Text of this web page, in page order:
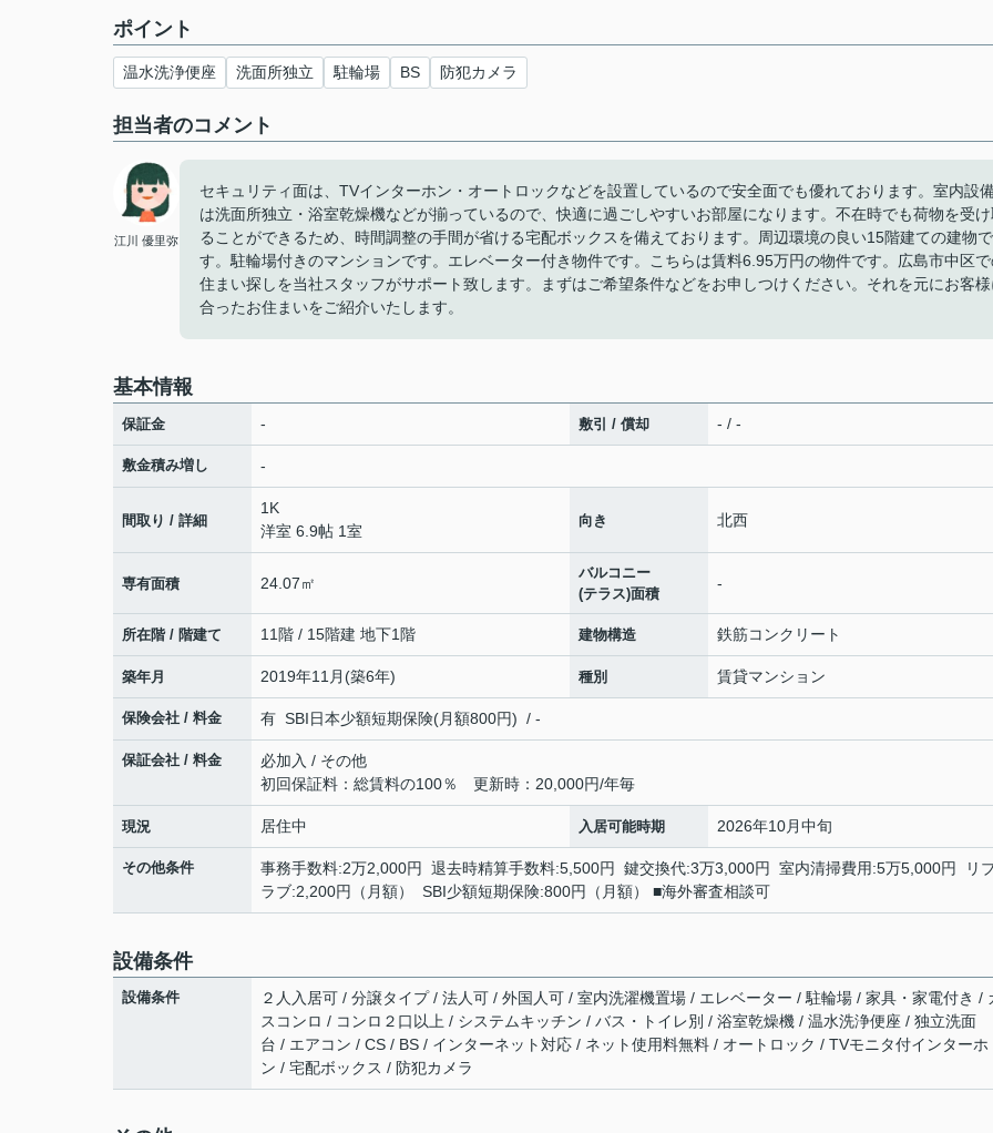
ポイント
温水洗浄便座 洗面所独立 駐輪場 BS 防犯カメラ
担当者のコメント
江川 優里弥
セキュリティ面は、TVインターホン・オートロックなどを設置しているので安全面でも優れております。室内設
は洗面所独立・浴室乾燥機などが揃っているので、快適に過ごしやすいお部屋になります。不在時でも荷物を受
ることができるため、時間調整の手間が省ける宅配ボックスを備えております。周辺環境の良い15階建ての建物で
す。駐輪場付きのマンションです。エレベーター付き物件です。こちらは賃料6.95万円の物件です。広島市中区
住まい探しを当社スタッフがサポート致します。まずはご希望条件などをお申しつけください。それを元にお客
合ったお住まいをご紹介いたします。
基本情報
保証金 - 敷引 / 償却 - / -
敷金積み増し -
間取り / 詳細
1K
洋室 6.9帖 1室
向き 北西
専有面積 24.07㎡
バルコニー
(テラス)面積
-
所在階 / 階建て 11階 / 15階建 地下1階 建物構造 鉄筋コンクリート
築年月 2019年11月(築6年) 種別 賃貸マンション
保険会社 / 料金 有 SBI日本少額短期保険(月額800円) / -
保証会社 / 料金
必加入 / その他
初回保証料：総賃料の100％ 更新時：20,000円/年毎
現況 居住中 入居可能時期 2026年10月中旬
その他条件
事務手数料:2万2,000円 退去時精算手数料:5,500円 鍵交換代:3万3,000円 室内清掃費用:5万5,000円 リ
ラブ:2,200円（月額） SBI少額短期保険:800円（月額） ■海外審査相談可
設備条件
設備条件
２人入居可 / 分譲タイプ / 法人可 / 外国人可 / 室内洗濯機置場 / エレベーター / 駐輪場 / 家具・家電付き /
スコンロ / コンロ２口以上 / システムキッチン / バス・トイレ別 / 浴室乾燥機 / 温水洗浄便座 / 独立洗面
台 / エアコン / CS / BS / インターネット対応 / ネット使用料無料 / オートロック / TVモニタ付インターホ
ン / 宅配ボックス / 防犯カメラ